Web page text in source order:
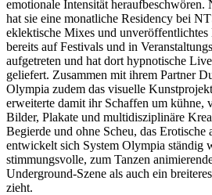
emotionale Intensität heraufbeschwören.
hat sie eine monatliche Residency bei
eklektische Mixes und unveröffentlichtes
bereits auf Festivals und in
aufgetreten und hat dort hypnotische
geliefert. Zusammen mit ihrem Partner
Olympia zudem das visuelle
erweiterte damit ihr Schaffen um kühne,
Bilder, Plakate und multidisziplinäre
Begierde und ohne Scheu, das Erotische
entwickelt sich System Olympia ständig
stimmungsvolle, zum Tanzen
Underground-Szene als auch ein
zieht.